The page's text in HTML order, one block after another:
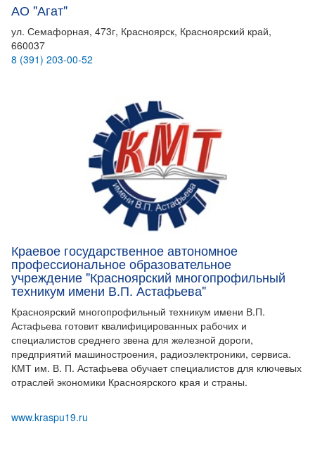
АО "Агат"
ул. Семафорная, 473г, Красноярск, Красноярский край,
660037
8 (391) 203-00-52
Краевое государственное автономное
профессиональное образовательное
учреждение "Красноярский многопрофильный
техникум имени В.П. Астафьева"
Красноярский многопрофильный техникум имени В.П.
Астафьева готовит квалифицированных рабочих и
специалистов среднего звена для железной дороги,
предприятий машиностроения, радиоэлектроники, сервиса.
КМТ им. В. П. Астафьева обучает специалистов для ключевых
отраслей экономики Красноярского края и страны.
www.kraspu19.ru